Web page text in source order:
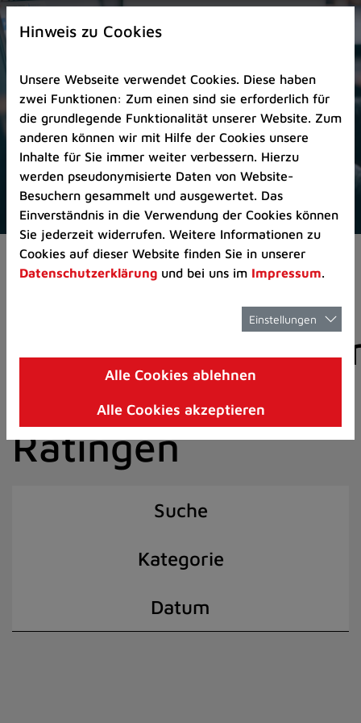
Zur
Startseite
Zum
Seitenanfang
springen
(Schnelltaste
A)
Zur
Navigation/Menü
springen
(Schnelltaste
M)
Zur
8)
I)
Aktuelles Pressemitteilungen
der Stadt
Ratingen
Suche
Kategorie
Datum
Hinweis zu Cookies
Unsere Webseite verwendet Cookies. Diese haben
zwei Funktionen: Zum einen sind sie erforderlich für
die grundlegende Funktionalität unserer Website. Zum
anderen können wir mit Hilfe der Cookies unsere
Inhalte für Sie immer weiter verbessern. Hierzu
werden pseudonymisierte Daten von Website-
Besuchern gesammelt und ausgewertet. Das
Einverständnis in die Verwendung der Cookies können
Sie jederzeit widerrufen. Weitere Informationen zu
Cookies auf dieser Website finden Sie in unserer
Datenschutzerklärung und bei uns im Impressum.
Einstellungen
Alle Cookies ablehnen
Alle Cookies akzeptieren